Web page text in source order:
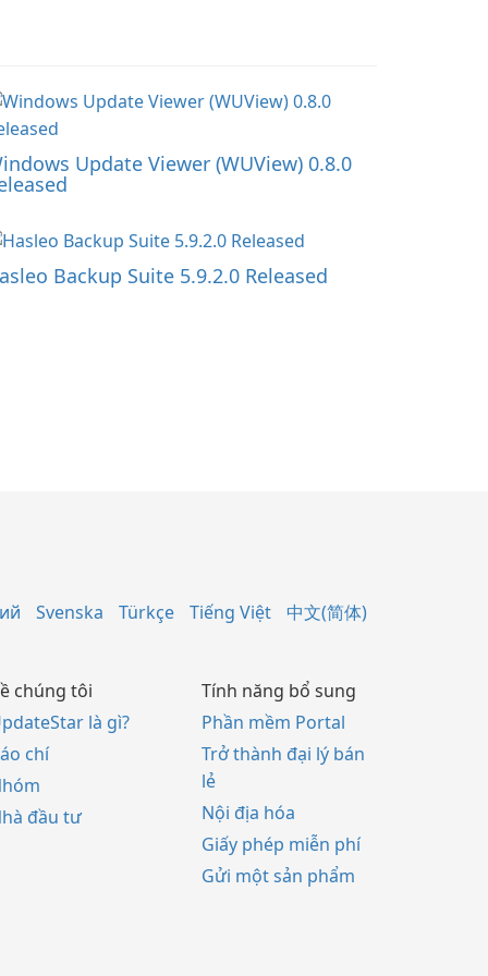
Update Viewer (WUView) 0.8.0
Backup Suite 5.9.2.0 Released
Svenska Türkçe Tiếng Việt
中文(简体)
chúng tôi
là gì?
chí
đầu tư
Tính năng bổ sung
Phần mềm Portal
Trở thành đại lý bán
lẻ
Nội địa hóa
Giấy phép miễn phí
Gửi một sản phẩm